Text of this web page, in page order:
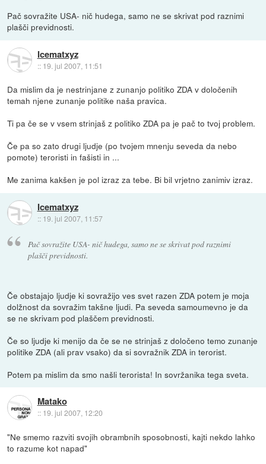
Pač sovražite USA- nič hudega, samo ne se skrivat pod raznimi
plašči previdnosti.
Icematxyz
:: 19. jul 2007, 11:51
Da mislim da je nestrinjane z zunanjo politiko ZDA v določenih
temah njene zunanje politike naša pravica.
Ti pa če se v vsem strinjaš z politiko ZDA pa je pač to tvoj problem.
Če pa so zato drugi ljudje (po tvojem mnenju seveda da nebo
pomote) teroristi in fašisti in ...
Me zanima kakšen je pol izraz za tebe. Bi bil vrjetno zanimiv izraz.
Icematxyz
:: 19. jul 2007, 11:57
Pač sovražite USA- nič hudega, samo ne se skrivat pod raznimi
plašči previdnosti.
Če obstajajo ljudje ki sovražijo ves svet razen ZDA potem je moja
dolžnost da sovražim takšne ljudi. Pa seveda samoumevno je da
se ne skrivam pod plaščem previdnosti.
Če so ljudje ki menijo da če se ne strinjaš z določeno temo zunanje
politike ZDA (ali prav vsako) da si sovražnik ZDA in terorist.
Potem pa mislim da smo našli terorista! In sovržanika tega sveta.
Matako
:: 19. jul 2007, 12:20
"Ne smemo razviti svojih obrambnih sposobnosti, kajti nekdo lahko
to razume kot napad"